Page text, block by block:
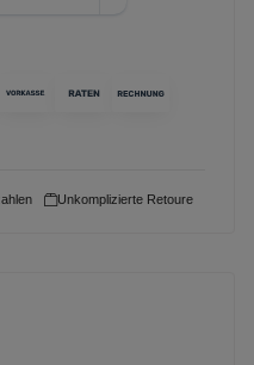
Unkomplizierte Retoure